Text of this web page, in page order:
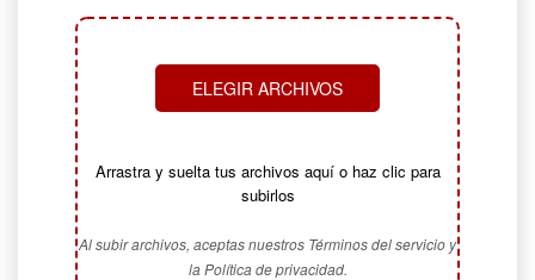
ELEGIR ARCHIVOS
Arrastra y suelta tus archivos aquí o haz clic para
subirlos
Al subir archivos, aceptas nuestros Términos del servicio y
la Política de privacidad.